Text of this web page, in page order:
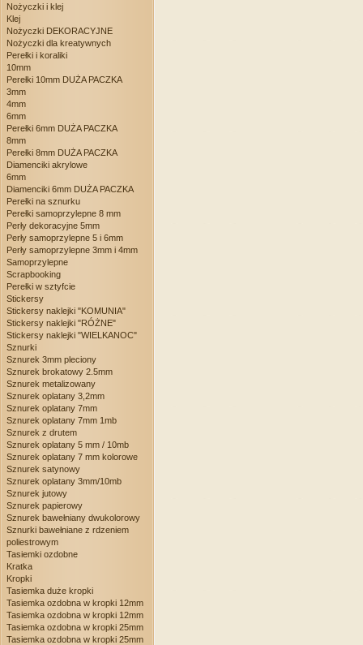
Nożyczki i klej
Klej
Nożyczki DEKORACYJNE
Nożyczki dla kreatywnych
Perełki i koraliki
10mm
Perełki 10mm DUŻA PACZKA
3mm
4mm
6mm
Perełki 6mm DUŻA PACZKA
8mm
Perełki 8mm DUŻA PACZKA
Diamenciki akrylowe
6mm
Diamenciki 6mm DUŻA PACZKA
Perełki na sznurku
Perełki samoprzylepne 8 mm
Perły dekoracyjne 5mm
Perły samoprzylepne 5 i 6mm
Perły samoprzylepne 3mm i 4mm
Samoprzylepne
Scrapbooking
Perełki w sztyfcie
Stickersy
Stickersy naklejki "KOMUNIA"
Stickersy naklejki "RÓŻNE"
Stickersy naklejki "WIELKANOC"
Sznurki
Sznurek 3mm pleciony
Sznurek brokatowy 2.5mm
Sznurek metalizowany
Sznurek oplatany 3,2mm
Sznurek oplatany 7mm
Sznurek oplatany 7mm 1mb
Sznurek z drutem
Sznurek oplatany 5 mm / 10mb
Sznurek oplatany 7 mm kolorowe
Sznurek satynowy
Sznurek oplatany 3mm/10mb
Sznurek jutowy
Sznurek papierowy
Sznurek bawełniany dwukolorowy
Sznurki bawełniane z rdzeniem
poliestrowym
Tasiemki ozdobne
Kratka
Kropki
Tasiemka duże kropki
Tasiemka ozdobna w kropki 12mm
Tasiemka ozdobna w kropki 12mm
Tasiemka ozdobna w kropki 25mm
Tasiemka ozdobna w kropki 25mm